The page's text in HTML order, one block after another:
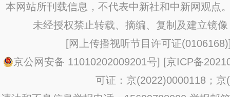
本网站所刊载信息，不代表中新社和中新网观点
未经授权禁止转载、摘编、复制及建立镜
[网上传播视听节目许可证(0106168)
京公网安备 11010202009201号] [京ICP备
可证：京(2022)0000118；京